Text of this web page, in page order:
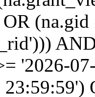
'2026-